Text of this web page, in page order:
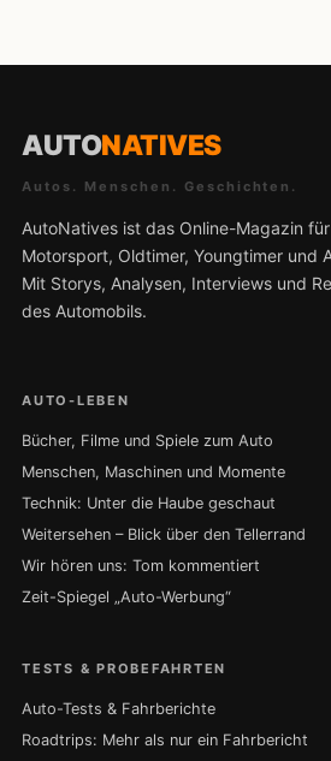
AUTONATIVES
Autos. Menschen. Geschichten.
AutoNatives ist das Online-Magazin
Motorsport, Oldtimer, Youngtimer und
Mit Storys, Analysen, Interviews und
des Automobils.
AUTO-LEBEN
Bücher, Filme und Spiele zum Auto
Menschen, Maschinen und Momente
Technik: Unter die Haube geschaut
Weitersehen – Blick über den Tellerrand
Wir hören uns: Tom kommentiert
Zeit-Spiegel „Auto-Werbung“
TESTS & PROBEFAHRTEN
Auto-Tests & Fahrberichte
Roadtrips: Mehr als nur ein Fahrbericht